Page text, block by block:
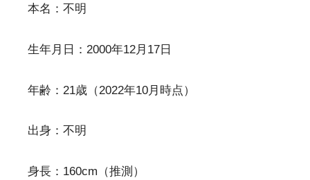
本名：不明
生年月日：2000年12月17日
年齢：21歳（2022年10月時点）
出身：不明
身長：160cm（推測）